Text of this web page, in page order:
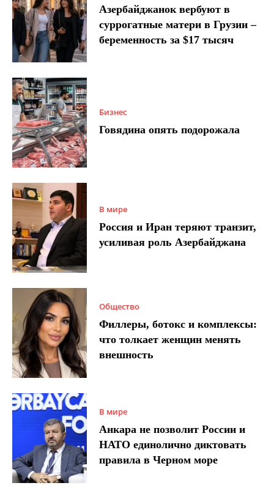
Азербайджанок вербуют в
суррогатные матери в Грузии –
беременность за $17 тысяч
Бизнес
Говядина опять подорожала
В мире
Россия и Иран теряют транзит,
усиливая роль Азербайджана
Общество
Филлеры, ботокс и комплексы:
что толкает женщин менять
внешность
В мире
Анкара не позволит России и
НАТО единолично диктовать
правила в Черном море